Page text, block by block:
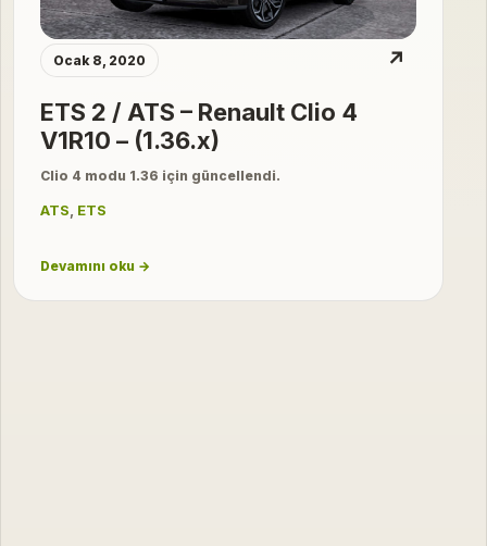
Ocak 8, 2020 ↗
ETS 2 / ATS – Renault Clio 4
V1R10 – (1.36.x)
Clio 4 modu 1.36 için güncellendi.
ATS, ETS
Devamını oku →